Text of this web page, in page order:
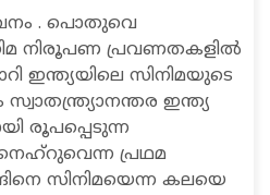
. പൊതുവെ
നിരൂപണ പ്രവണതകളിൽ
ഇന്ത്യയിലെ സിനിമയുടെ
ഇന്ത്യ
രൂപപ്പെടുന്ന
പ്രഥമ
സിനിമയെന്ന കലയെ